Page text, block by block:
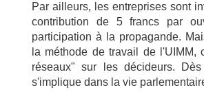
Par ailleurs, les entreprises sont
contribution de 5 francs par
participation à la propagande.
la méthode de travail de l'UIMM,
réseaux" sur les décideurs.
s'implique dans la vie